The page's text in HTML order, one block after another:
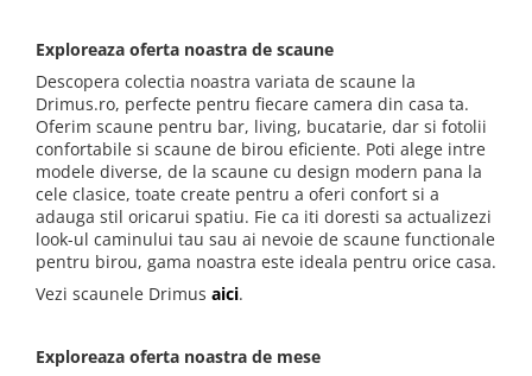
Mese gradinita
Scaune gradinita
Set mese si scaune gradinita
Mobilier copii
Mobila camera copii
Scaune birou pentru copii
Saltele patuturi copii
Paturi copii
Masa si scaune gradinita
Exploreaza oferta noastra de scaune
Descopera colectia noastra variata de scaune la
Drimus.ro, perfecte pentru fiecare camera din casa ta.
Oferim scaune pentru bar, living, bucatarie, dar si fotolii
confortabile si scaune de birou eficiente. Poti alege intre
modele diverse, de la scaune cu design modern pana la
cele clasice, toate create pentru a oferi confort si a
adauga stil oricarui spatiu. Fie ca iti doresti sa actualizezi
look-ul caminului tau sau ai nevoie de scaune functionale
pentru birou, gama noastra este ideala pentru orice casa.
Vezi scaunele Drimus aici.
Exploreaza oferta noastra de mese